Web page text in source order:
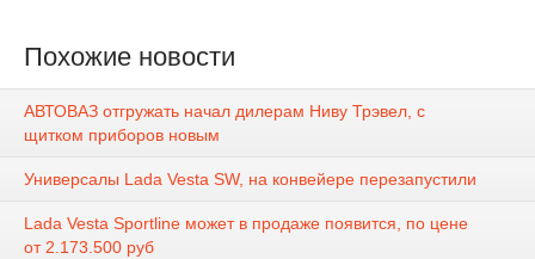
Похожие новости
АВТОВАЗ отгружать начал дилерам Ниву Трэвел, с
щитком приборов новым
Универсалы Lada Vesta SW, на конвейере перезапустили
Lada Vesta Sportline может в продаже появится, по цене
от 2.173.500 руб